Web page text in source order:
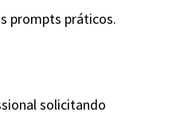
prompts práticos.
solicitando